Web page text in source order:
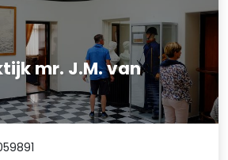
mr. J.M. van